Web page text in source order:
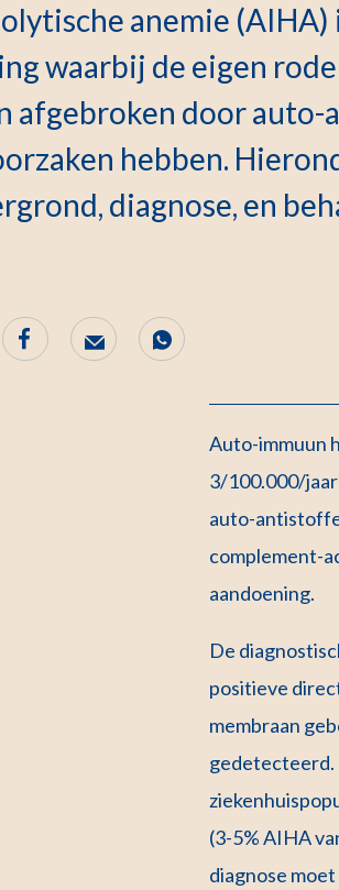
anemie (AIHA)
waarbij de eigen rode
afgebroken door
hebben.
diagnose, en
Auto-immuun
3/100.000/
auto-
complement-
aandoening.
De
positieve
membraan
gedetecteerd.
(3-5% AIHA
diagnose